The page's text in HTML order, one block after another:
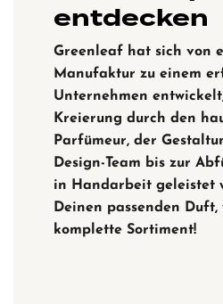
entdecken
Greenleaf hat sich von
Manufaktur zu einem
Unternehmen
Kreierung durch den
Parfümeur, der
Design-Team bis zur
in Handarbeit geleistet
Deinen passenden
komplette Sortiment!